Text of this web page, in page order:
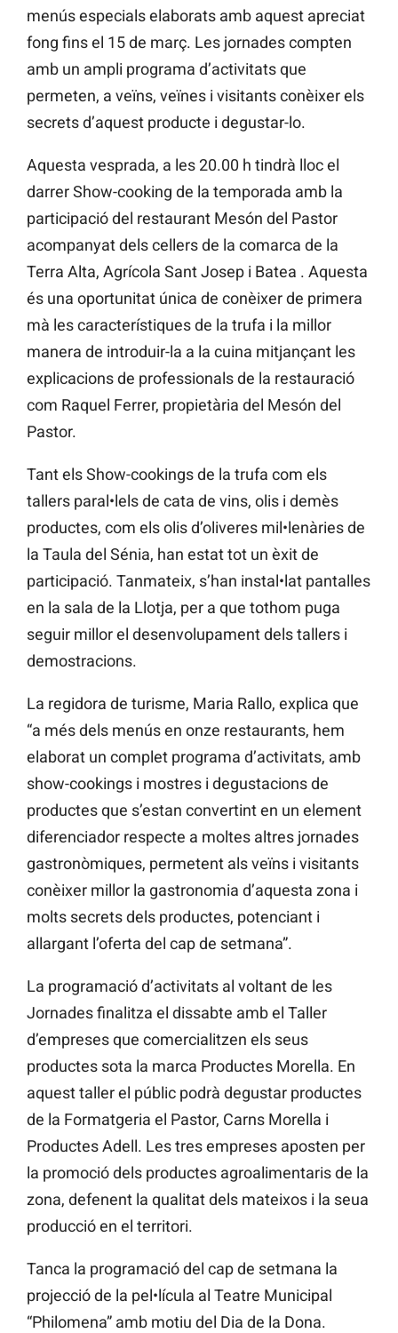
menús especials elaborats amb aquest apreciat
fong fins el 15 de març. Les jornades compten
amb un ampli programa d’activitats que
permeten, a veïns, veïnes i visitants conèixer els
secrets d’aquest producte i degustar-lo.
Aquesta vesprada, a les 20.00 h tindrà lloc el
darrer Show-cooking de la temporada amb la
participació del restaurant Mesón del Pastor
acompanyat dels cellers de la comarca de la
Terra Alta, Agrícola Sant Josep i Batea . Aquesta
és una oportunitat única de conèixer de primera
mà les característiques de la trufa i la millor
manera de introduir-la a la cuina mitjançant les
explicacions de professionals de la restauració
com Raquel Ferrer, propietària del Mesón del
Pastor.
Tant els Show-cookings de la trufa com els
tallers paral•lels de cata de vins, olis i demès
productes, com els olis d’oliveres mil•lenàries de
la Taula del Sénia, han estat tot un èxit de
participació. Tanmateix, s’han instal•lat pantalles
en la sala de la Llotja, per a que tothom puga
seguir millor el desenvolupament dels tallers i
demostracions.
La regidora de turisme, Maria Rallo, explica que
“a més dels menús en onze restaurants, hem
elaborat un complet programa d’activitats, amb
show-cookings i mostres i degustacions de
productes que s’estan convertint en un element
diferenciador respecte a moltes altres jornades
gastronòmiques, permetent als veïns i visitants
conèixer millor la gastronomia d’aquesta zona i
molts secrets dels productes, potenciant i
allargant l’oferta del cap de setmana”.
La programació d’activitats al voltant de les
Jornades finalitza el dissabte amb el Taller
d’empreses que comercialitzen els seus
productes sota la marca Productes Morella. En
aquest taller el públic podrà degustar productes
de la Formatgeria el Pastor, Carns Morella i
Productes Adell. Les tres empreses aposten per
la promoció dels productes agroalimentaris de la
zona, defenent la qualitat dels mateixos i la seua
producció en el territori.
Tanca la programació del cap de setmana la
projecció de la pel•lícula al Teatre Municipal
“Philomena” amb motiu del Dia de la Dona.